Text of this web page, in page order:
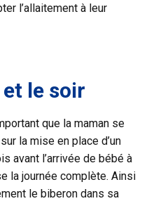
l’allaitement à leur
le soir
que la maman se
la mise en place d’un
avant l’arrivée de bébé à
la journée complète. Ainsi
le biberon dans sa